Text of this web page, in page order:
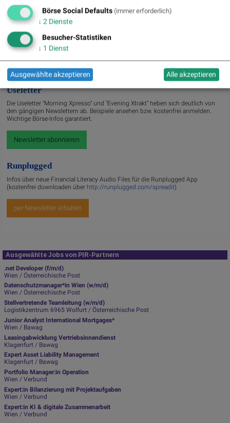
» PIR-News: Post, Kontron (Christine Petzwinkler)
» (Christian Drastil)
» Wiener Börse zu Mittag schwächer: Bajaj Mobility, FACC und Agrana gesucht
» Börse-Inputs auf Spotify zu u.a. Jugend fragt Asta nach dem
Geschäftsmod...
» ATX-Trends: VIG, AT&S, Erste Group, Verbund ...
Useletter
Die Useletter "Morning Xpresso" und "Evening Xtrakt" heben sich deutlich von
den gängigen Newslettern ab. Beispiele ansehen bzw. kostenfrei anmelden.
Wichtige Börse-Infos garantiert.
Newsletter abonnieren
Runplugged
Infos über neue Financial Literacy Audio Files für die Runplugged App
(kostenfrei downloaden über http://runplugged.com/spreadit)
per Newsletter erhalten
Ausgewählte Jobs von PIR-Partnern
.net Developer (f/m/d)
Wien / Österreichische Post
Datenschutzmanager*in Wien (w/m/d)
Wien / Österreichische Post
Stellvertretende Teamleitung (w/m/d)
Logistikzentrum 6965 Wolfurt / Österreichische Post
Junior Analyst International Mortgages*
Wien / Bawag
Leasingabwicklung Vertriebsinnendienst
Klagenfurt / Bawag
Expert Asset Liability Management
Klagenfurt / Bawag
Portfolio Manager:in Operation
Wien / Verbund
Expert:in Bilanzierung mit Projektaufgaben
Wien / Verbund
Expert:in KI & digitale Zusammenarbeit
Wien / Verbund
Börse Social Defaults (immer erforderlich)
↓ 2 Dienste
Besucher-Statistiken
↓ 1 Dienst
Ausgewählte akzeptieren Alle akzeptieren